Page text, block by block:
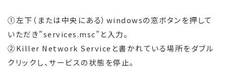
①左下（または中央にある）windowsの窓ボタンを押して
いただき”services.msc”と入力。
②Killer Network Serviceと書かれている場所をダブル
クリックし、サービスの状態を停止。